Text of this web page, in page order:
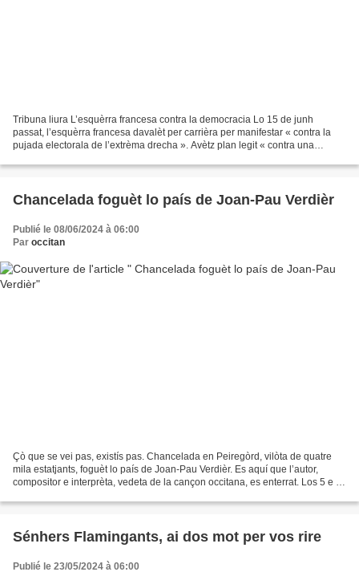
Tribuna liura L’esquèrra francesa contra la democracia Lo 15 de junh
passat, l’esquèrra francesa davalèt per carrièra per manifestar « contra la
pujada electorala de l’extrèma drecha ». Avètz plan legit « contra una
Chancelada foguèt lo país de Joan-Pau Verdièr
Publié le 08/06/2024 à 06:00
Par occitan
Çò que se vei pas, existís pas. Chancelada en Peiregòrd, vilòta de quatre
mila estatjants, foguèt lo país de Joan-Pau Verdièr. Es aquí que l’autor,
compositor e interprèta, vedeta de la cançon occitana, es enterrat. Los 5 e 6
Sénhers Flamingants, ai dos mot per vos rire
Publié le 23/05/2024 à 06:00